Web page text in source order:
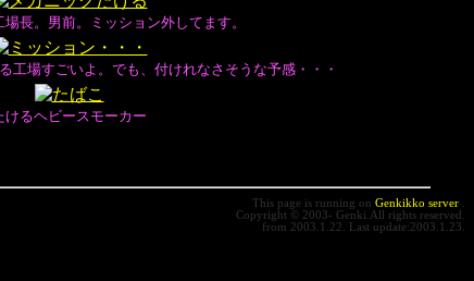
長。男前。ミッション外してます。
工場すごいよ。でも、付けれなさそうな予感・・・
けるヘビースモーカー
This page is running on Genkikko server
Copyright © 2003- Genki.All rights reserved.
from 2003.1.22. Last update:2003.1.23.